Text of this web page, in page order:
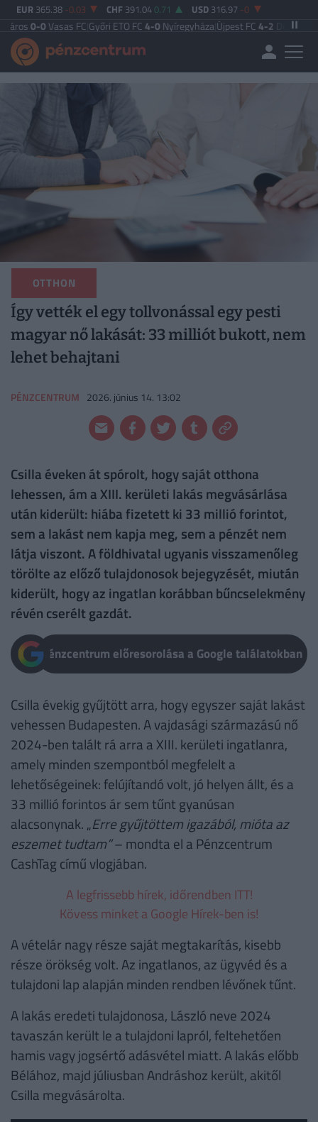
EUR 365.38 -0.03 CHF 391.04 0.71 USD 316.97 -0
FC|Győri ETO FC4-0Nyíregyháza |Újpest FC4-2Debreceni VSC
OTTHON
Így vették el egy tollvonással egy pesti
magyar nő lakását: 33 milliót bukott, nem
lehet behajtani
PÉNZCENTRUM 2026. június 14. 13:02
Csilla éveken át spórolt, hogy saját otthona
lehessen, ám a XIII. kerületi lakás megvásárlása
után kiderült: hiába fizetett ki 33 millió forintot,
sem a lakást nem kapja meg, sem a pénzét nem
látja viszont. A földhivatal ugyanis visszamenőleg
törölte az előző tulajdonosok bejegyzését, miután
kiderült, hogy az ingatlan korábban bűncselekmény
révén cserélt gazdát.
Pénzcentrum előresorolása a Google találatokban
Csilla évekig gyűjtött arra, hogy egyszer saját lakást
vehessen Budapesten. A vajdasági származású nő
2024-ben talált rá arra a XIII. kerületi ingatlanra,
amely minden szempontból megfelelt a
lehetőségeinek: felújítandó volt, jó helyen állt, és a
33 millió forintos ár sem tűnt gyanúsan
alacsonynak. „Erre gyűjtöttem igazából, mióta az
eszemet tudtam”– mondta el a Pénzcentrum
CashTag című vlogjában.
A legfrissebb hírek, időrendben ITT!
Kövess minket a Google Hírek-ben is!
A vételár nagy része saját megtakarítás, kisebb
része örökség volt. Az ingatlanos, az ügyvéd és a
tulajdoni lap alapján minden rendben lévőnek tűnt.
A lakás eredeti tulajdonosa, László neve 2024
tavaszán került le a tulajdoni lapról, feltehetően
hamis vagy jogsértő adásvétel miatt. A lakás előbb
Bélához, majd júliusban Andráshoz került, akitől
Csilla megvásárolta.